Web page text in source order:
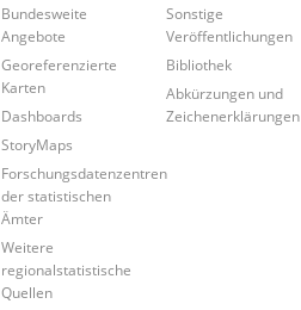
Bundesweite
Angebote
Georeferenzierte
Karten
Dashboards
StoryMaps
Forschungsdatenzentren
der statistischen
Ämter
Weitere
regionalstatistische
Quellen
Sonstige
Veröffentlichungen
Bibliothek
Abkürzungen und
Zeichenerklärungen